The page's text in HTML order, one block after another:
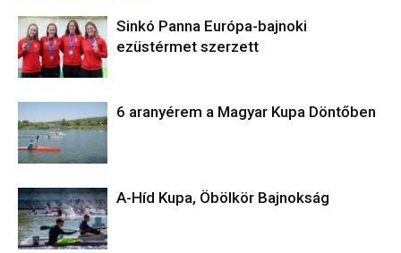
Sinkó Panna Európa-bajnoki
ezüstérmet szerzett
6 aranyérem a Magyar Kupa Döntőben
A-Híd Kupa, Öbölkör Bajnokság